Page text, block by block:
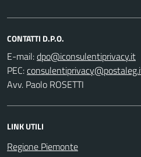
CONTATTI D.P.O.
E-mail:
PEC:
Avv. Paolo ROSETTI
LINK UTILI
Regione Piemonte